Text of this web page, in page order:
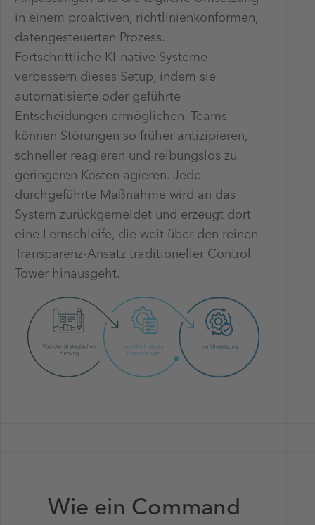
in einem proaktiven, richtlinienkonformen,
datengesteuerten Prozess.
Fortschrittliche KI-native Systeme
verbessern dieses Setup, indem sie
automatisierte oder geführte
Entscheidungen ermöglichen. Teams
können Störungen so früher antizipieren,
schneller reagieren und reibungslos zu
geringeren Kosten agieren. Jede
durchgeführte Maßnahme wird an das
System zurückgemeldet und erzeugt dort
eine Lernschleife, die weit über den reinen
Transparenz-Ansatz traditioneller Control
Tower hinausgeht.
Wie ein Command